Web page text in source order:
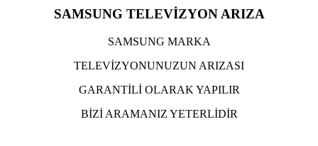
SAMSUNG TELEVİZYON ARIZA
SAMSUNG MARKA
TELEVİZYONUNUZUN ARIZASI
GARANTİLİ OLARAK YAPILIR
BİZİ ARAMANIZ YETERLİDİR